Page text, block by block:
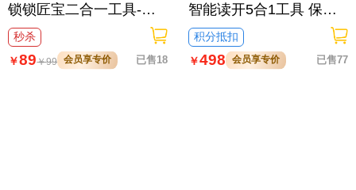
锁锁匠宝二合一工具-内
铣两轨迹 适用宝马/路虎/
MINI/劳斯莱斯(大锁眼)/
名爵3/名爵7
秒杀
￥89￥99 会员享专价 已售18
智能读开5合1工具 保时
捷 大众 斯柯达 奥迪
积分抵扣
￥498 会员享专价 已售77